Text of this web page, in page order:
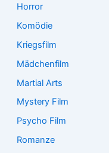
Horror
Komödie
Kriegsfilm
Mädchenfilm
Martial Arts
Mystery Film
Psycho Film
Romanze